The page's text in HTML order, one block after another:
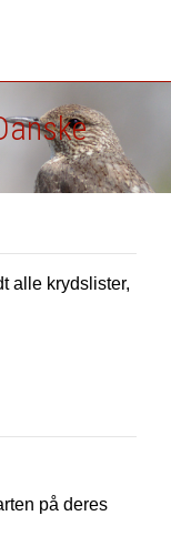
alle krydslister,
på deres